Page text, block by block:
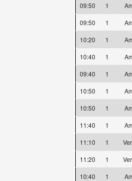
09:50
1
09:50
1
10:20
1
10:40
1
09:40
1
10:50
1
10:50
1
11:40
1
11:10
1
11:20
1
10:40
1